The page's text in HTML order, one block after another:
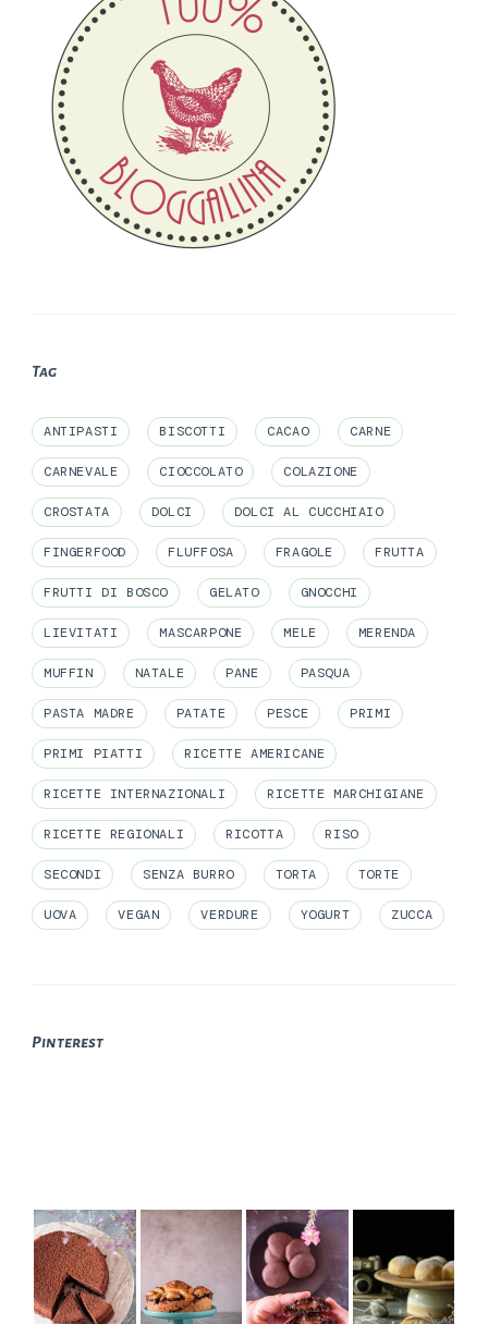
Tag
ANTIPASTI BISCOTTI CACAO CARNE
CARNEVALE CIOCCOLATO COLAZIONE
CROSTATA DOLCI DOLCI AL CUCCHIAIO
FINGERFOOD FLUFFOSA FRAGOLE FRUTTA
FRUTTI DI BOSCO GELATO GNOCCHI
LIEVITATI MASCARPONE MELE MERENDA
MUFFIN NATALE PANE PASQUA
PASTA MADRE PATATE PESCE PRIMI
PRIMI PIATTI RICETTE AMERICANE
RICETTE INTERNAZIONALI RICETTE MARCHIGIANE
RICETTE REGIONALI RICOTTA RISO
SECONDI SENZA BURRO TORTA TORTE
UOVA VEGAN VERDURE YOGURT ZUCCA
Pinterest